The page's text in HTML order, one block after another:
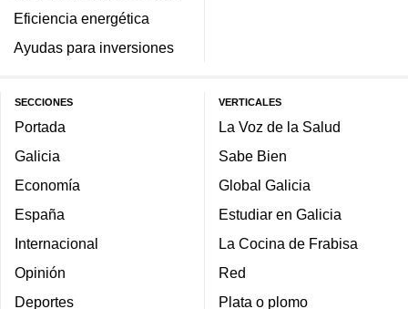
Eficiencia energética
Ayudas para inversiones
SECCIONES
Portada
Galicia
Economía
España
Internacional
Opinión
Deportes
VERTICALES
La Voz de la Salud
Sabe Bien
Global Galicia
Estudiar en Galicia
La Cocina de Frabisa
Red
Plata o plomo